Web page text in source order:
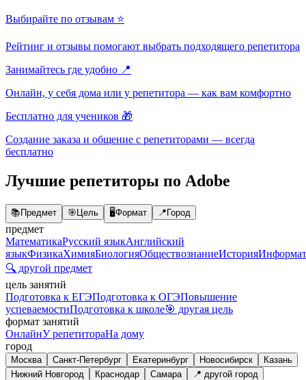
Выбирайте по отзывам ⭐
Рейтинг и отзывы помогают выбрать подходящего репетитора
Занимайтесь где удобно 📍
Онлайн, у себя дома или у репетитора — как вам комфортно
Бесплатно для учеников 🎁
Создание заказа и общение с репетиторами — всегда
бесплатно
Лучшие репетиторы по Adobe
📚Предмет 🎯Цель 🖥️Формат 📍Город
предмет
МатематикаРусский языкАнглийский
языкФизикаХимияБиологияОбществознаниеИстория
🔍 другой предмет
цель занятий
Подготовка к ЕГЭПодготовка к ОГЭПовышение
успеваемостиПодготовка к школе🎯 другая цель
формат занятий
ОнлайнУ репетитораНа дому
город
Москва Санкт-Петербург Екатеринбург Новосибирск
Казань
Нижний Новгород
Краснодар Самара 📍 другой город